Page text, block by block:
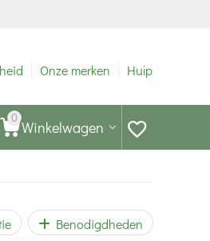
Onze merken Hulp
0 Winkelwagen
Benodigdheden